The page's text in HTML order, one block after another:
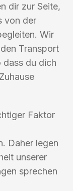
dir zur Seite,
von der
Wir
Transport
dass du dich
Faktor
Daher legen
unserer
sprechen